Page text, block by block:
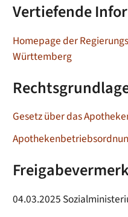
Vertiefende
Homepage der
Württemberg
Gesetz über das
04.03.2025